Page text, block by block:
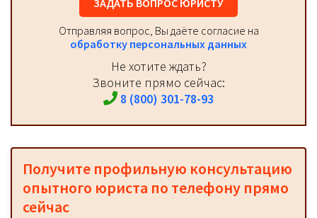
ЗАДАТЬ ВОПРОС ЮРИСТУ
Отправляя вопрос, Вы даёте согласие на
обработку персональных данных
Не хотите ждать?
Звоните прямо сейчас:
8 (800) 301-78-93
Получите профильную консультацию
опытного юриста по телефону прямо
сейчас